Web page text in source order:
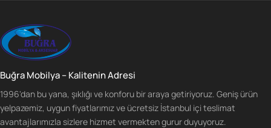
Buğra Mobilya – Kalitenin Adresi
1996'dan bu yana, şıklığı ve konforu bir araya getiriyoruz. Geniş ürün
yelpazemiz, uygun fiyatlarımız ve ücretsiz İstanbul içi teslimat
avantajlarımızla sizlere hizmet vermekten gurur duyuyoruz.